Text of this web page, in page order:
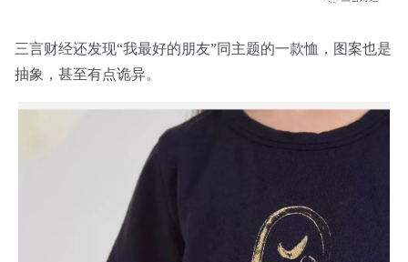
三言财经还发现“我最好的朋友”同主题的一款恤，图案也是
抽象，甚至有点诡异。